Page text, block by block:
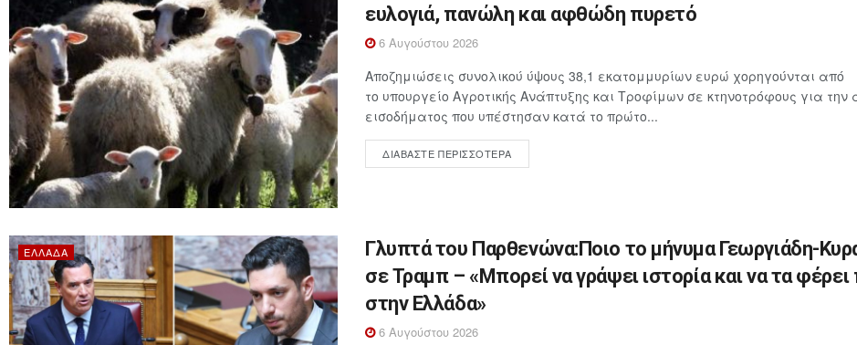
ευλογιά, πανώλη και αφθώδη πυρετό
6 Αυγούστου 2026
Αποζημιώσεις συνολικού ύψους 38,1 εκατομμυρίων ευρώ χορηγούνται από
το υπουργείο Αγροτικής Ανάπτυξης και Τροφίμων σε κτηνοτρόφους για
εισοδήματος που υπέστησαν κατά το πρώτο...
ΔΙΑΒΆΣΤΕ ΠΕΡΙΣΣΌΤΕΡΑ
ΕΛΛΆΔΑ
Γλυπτά του Παρθενώνα:Ποιο το μήνυμα Γεωργιάδη-
σε Τραμπ – «Μπορεί να γράψει ιστορία και να τα
στην Ελλάδα»
6 Αυγούστου 2026